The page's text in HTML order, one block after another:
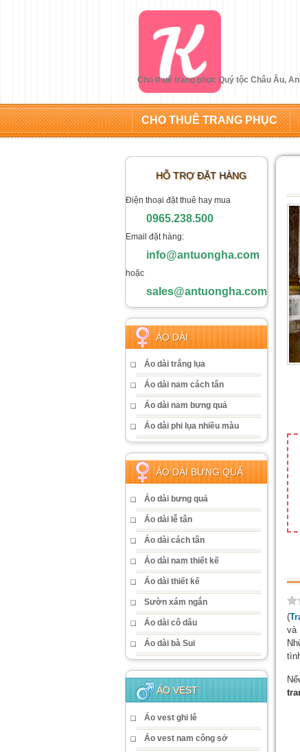
Cho thuê trang phục Quý tộc Châu Âu,
CHO THUÊ TRANG PHỤC
HỖ TRỢ ĐẶT HÀNG
Điện thoại đặt thuê hay mua
0965.238.500
Email đặt hàng:
info@antuongha.com
hoặc
sales@antuongha.com
ÁO DÀI
Áo dài trắng lụa
Áo dài nam cách tân
Áo dài nam bưng quả
Áo dài phi lụa nhiều màu
ÁO DÀI BƯNG QUẢ
Áo dài bưng quả
Áo dài lễ tân
Áo dài cách tân
Áo dài nam thiết kế
Áo dài thiết kế
Sườn xám ngắn
Áo dài cô dâu
Áo dài bà Sui
ÁO VEST
Áo vest ghi lê
Áo vest nam công sở
(
và